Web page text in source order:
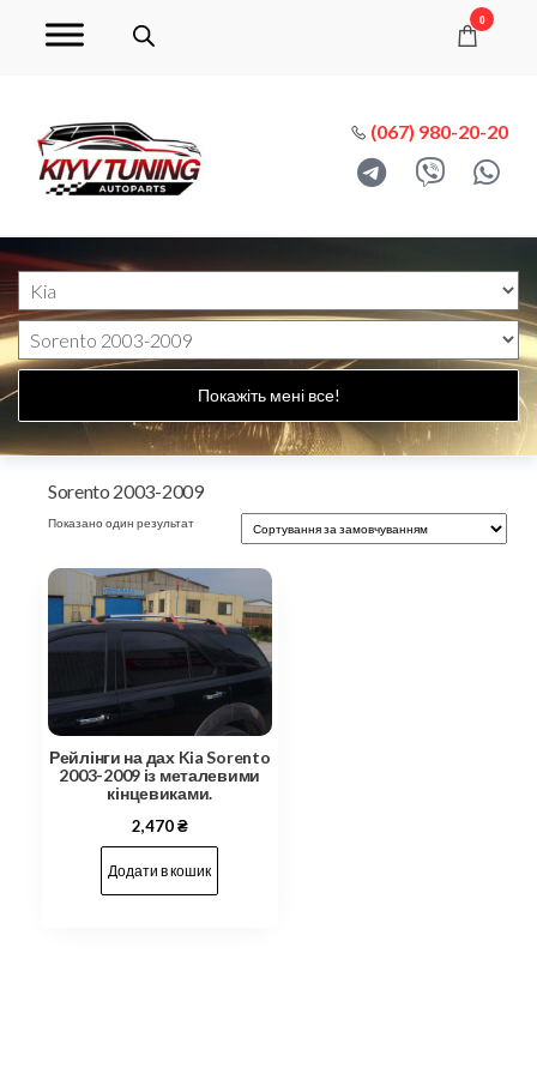
0
(067) 980-20-20
Покажіть мені все!
Sorento 2003-2009
Показано один результат
Рейлінги на дах Kia Sorento
2003-2009 із металевими
кінцевиками.
2,470₴
Додати в кошик